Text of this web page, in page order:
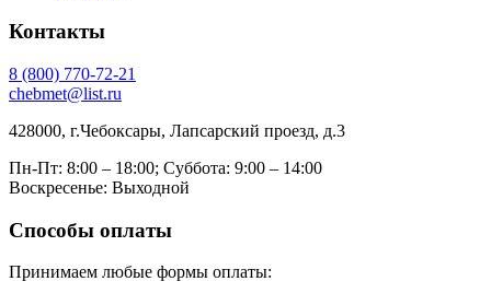
Контакты
8 (800) 770-72-21
chebmet@list.ru
428000, г.Чебоксары, Лапсарский проезд, д.3
Пн-Пт: 8:00 – 18:00; Суббота: 9:00 – 14:00
Воскресенье: Выходной
Способы оплаты
Принимаем любые формы оплаты: